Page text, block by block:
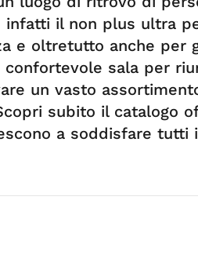
infatti il non plus ultra
e oltretutto anche per
confortevole sala per
un vasto
subito il catalogo
a soddisfare tutti